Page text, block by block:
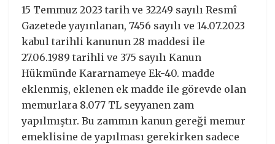
15 Temmuz 2023 tarih ve 32249 sayılı Resmî
Gazetede yayınlanan, 7456 sayılı ve 14.07.2023
kabul tarihli kanunun 28 maddesi ile
27.06.1989 tarihli ve 375 sayılı Kanun
Hükmünde Kararnameye Ek-40. madde
eklenmiş, eklenen ek madde ile görevde olan
memurlara 8.077 TL seyyanen zam
yapılmıştır. Bu zammın kanun gereği memur
emeklisine de yapılması gerekirken sadece